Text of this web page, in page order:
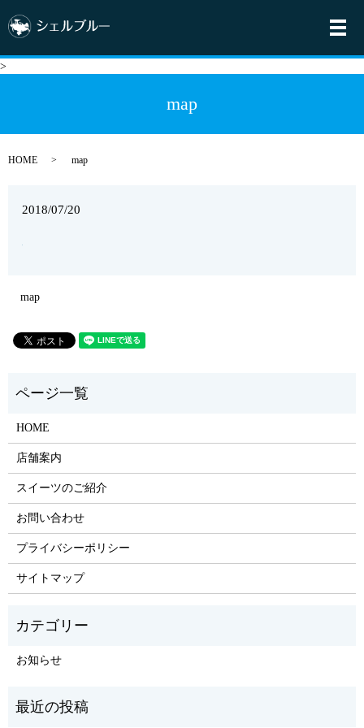
メ
>
map
HOME map
2018/07/20
map
HOME
店舗案内
スイーツのご紹介
お問い合わせ
プライバシーポリシー
サイトマップ
お知らせ